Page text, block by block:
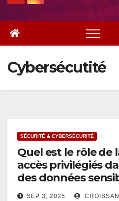
Cybersécutité
SÉCURITÉ & CYBERSÉCURITÉ
Quel est le rôle de
accès privilégiés
des données
SEP 3, 2025